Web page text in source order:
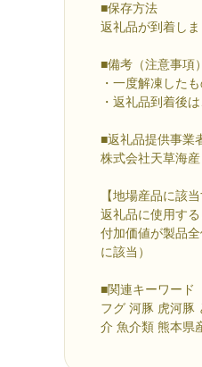
■保存方法
返礼品が到着し
■備考（注意事項）
・一度解凍した
・返礼品到着後
■返礼品提供事業
株式会社天草海産
【地場産品に該当
返礼品に使用す
付加価値が製品
に該当）
■関連キーワード
フグ 河豚 虎河豚
介 魚介類 熊本県